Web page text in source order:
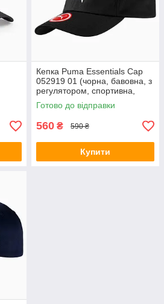
Кепка Puma Essentials Cap
052919 01 (чорна, бавовна, з
регулятором, спортивна,
логотип пума)
Готово до відправки
560 ₴ 590 ₴
Купити